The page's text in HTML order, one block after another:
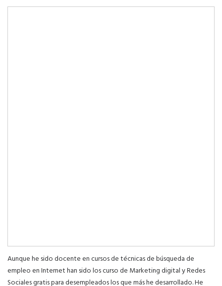
Aunque he sido docente en cursos de técnicas de búsqueda de
empleo en Internet han sido los curso de Marketing digital y Redes
Sociales gratis para desempleados los que más he desarrollado. He